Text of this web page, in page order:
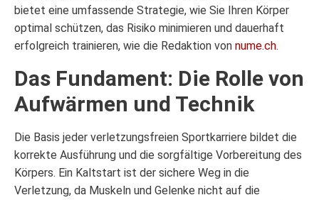
bietet eine umfassende Strategie, wie Sie Ihren Körper
optimal schützen, das Risiko minimieren und dauerhaft
erfolgreich trainieren, wie die Redaktion von nume.ch.
Das Fundament: Die Rolle von
Aufwärmen und Technik
Die Basis jeder verletzungsfreien Sportkarriere bildet die
korrekte Ausführung und die sorgfältige Vorbereitung des
Körpers. Ein Kaltstart ist der sichere Weg in die
Verletzung, da Muskeln und Gelenke nicht auf die